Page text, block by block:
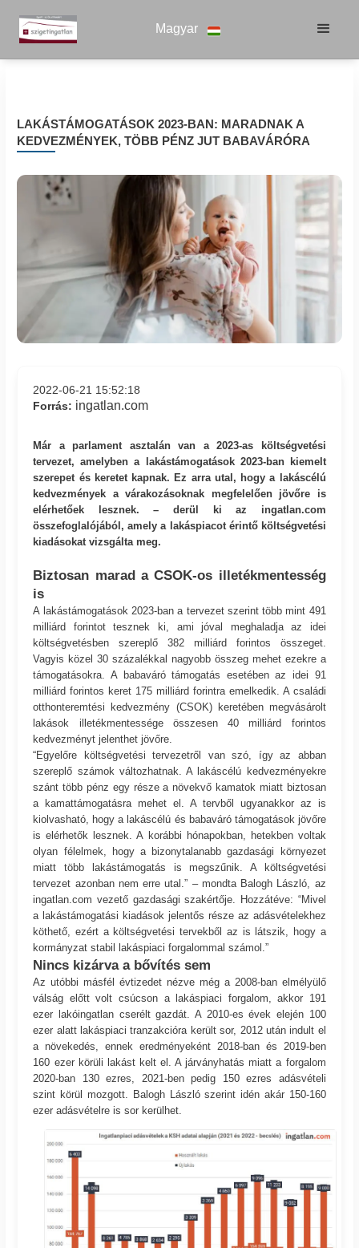
Magyar
LAKÁSTÁMOGATÁSOK 2023-BAN: MARADNAK A
KEDVEZMÉNYEK, TÖBB PÉNZ JUT BABAVÁRÓRA
2022-06-21 15:52:18
Forrás: ingatlan.com
Már a parlament asztalán van a 2023-as költségvetési
tervezet, amelyben a lakástámogatások 2023-ban kiemelt
szerepet és keretet kapnak. Ez arra utal, hogy a lakáscélú
kedvezmények a várakozásoknak megfelelően jövőre is
elérhetőek lesznek. – derül ki az ingatlan.com
összefoglalójából, amely a lakáspiacot érintő költségvetési
kiadásokat vizsgálta meg.
Biztosan marad a CSOK-os illetékmentesség
is
A lakástámogatások 2023-ban a tervezet szerint több mint 491
milliárd forintot tesznek ki, ami jóval meghaladja az idei
költségvetésben szereplő 382 milliárd forintos összeget.
Vagyis közel 30 százalékkal nagyobb összeg mehet ezekre a
támogatásokra. A babaváró támogatás esetében az idei 91
milliárd forintos keret 175 milliárd forintra emelkedik. A családi
otthonteremtési kedvezmény (CSOK) keretében megvásárolt
lakások illetékmentessége összesen 40 milliárd forintos
kedvezményt jelenthet jövőre.
“Egyelőre költségvetési tervezetről van szó, így az abban
szereplő számok változhatnak. A lakáscélú kedvezményekre
szánt több pénz egy része a növekvő kamatok miatt biztosan
a kamattámogatásra mehet el. A tervből ugyanakkor az is
kiolvasható, hogy a lakáscélú és babaváró támogatások jövőre
is elérhetők lesznek. A korábbi hónapokban, hetekben voltak
olyan félelmek, hogy a bizonytalanabb gazdasági környezet
miatt több lakástámogatás is megszűnik. A költségvetési
tervezet azonban nem erre utal.” – mondta Balogh László, az
ingatlan.com vezető gazdasági szakértője. Hozzátéve: “Mivel
a lakástámogatási kiadások jelentős része az adásvételekhez
köthető, ezért a költségvetési tervekből az is látszik, hogy a
kormányzat stabil lakáspiaci forgalommal számol.”
Nincs kizárva a bővítés sem
Az utóbbi másfél évtizedet nézve még a 2008-ban elmélyülő
válság előtt volt csúcson a lakáspiaci forgalom, akkor 191
ezer lakóingatlan cserélt gazdát. A 2010-es évek elején 100
ezer alatt lakáspiaci tranzakcióra került sor, 2012 után indult el
a növekedés, ennek eredményeként 2018-ban és 2019-ben
160 ezer körüli lakást kelt el. A járványhatás miatt a forgalom
2020-ban 130 ezres, 2021-ben pedig 150 ezres adásvételi
szint körül mozgott. Balogh László szerint idén akár 150-160
ezer adásvételre is sor kerülhet.